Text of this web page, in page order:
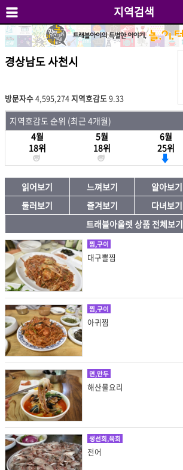
지역검색
경상남도 사천시
방문자수4,595,274지역호감도 9.33
지역호감도 순위 (최근 4개월)
4월
18위
5월
18위
6월
25위
읽어보기 느껴보기 알아보기
둘러보기
즐겨보기 다녀보기
트래블아울렛 상품 전체보기
찜,구이
대구뽈찜
찜,구이
아귀찜
면,만두
해산물요리
생선회,육회
전어